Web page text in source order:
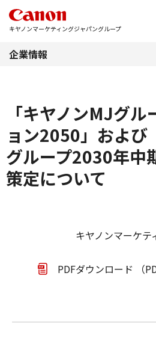
キヤノンマーケティングジャパングループ
企業情報
「キヤノンMJグ
ョン2050」および
グループ2030年中
策定について
キヤノンマーケ
PDFダウンロード （